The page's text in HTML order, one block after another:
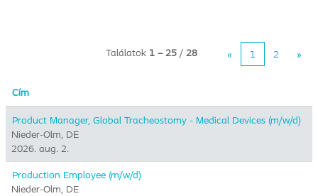
Találatok 1 – 25 / 28 « 1 2 »
Cím
Product Manager, Global Tracheostomy - Medical Devices (m/w/d)
Nieder-Olm, DE
2026. aug. 2.
Production Employee (m/w/d)
Nieder-Olm, DE